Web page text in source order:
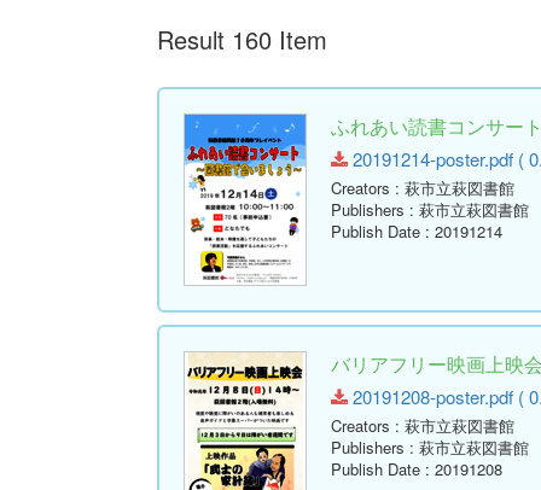
Result 160 Item
ふれあい読書コンサー
20191214-poster.pdf (
Creators : 萩市立萩図書館
Publishers : 萩市立萩図書館
Publish Date : 20191214
バリアフリー映画上映
20191208-poster.pdf (
Creators : 萩市立萩図書館
Publishers : 萩市立萩図書館
Publish Date : 20191208